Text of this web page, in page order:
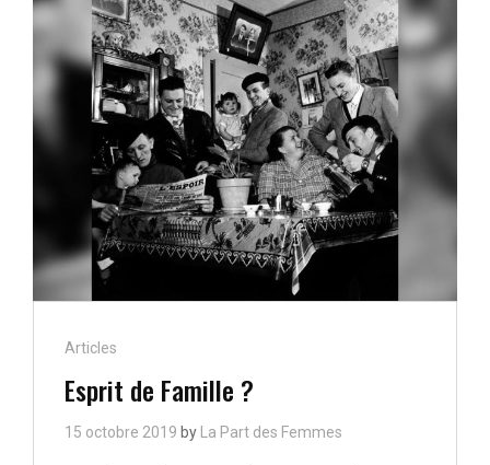
Cat
Links
Articles
Esprit de Famille ?
15 octobre 2019 by La Part des Femmes